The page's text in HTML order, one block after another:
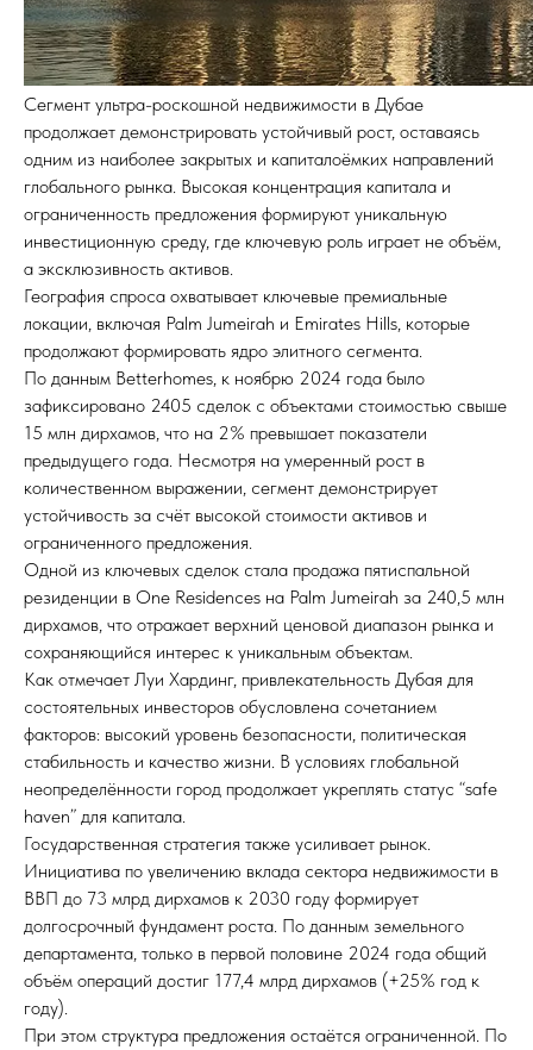
Сегмент ультра-роскошной недвижимости в Дубае
продолжает демонстрировать устойчивый рост, оставаясь
одним из наиболее закрытых и капиталоёмких направлений
глобального рынка. Высокая концентрация капитала и
ограниченность предложения формируют уникальную
инвестиционную среду, где ключевую роль играет не объём,
а эксклюзивность активов.
География спроса охватывает ключевые премиальные
локации, включая Palm Jumeirah и Emirates Hills, которые
продолжают формировать ядро элитного сегмента.
По данным Betterhomes, к ноябрю 2024 года было
зафиксировано 2405 сделок с объектами стоимостью свыше
15 млн дирхамов, что на 2% превышает показатели
предыдущего года. Несмотря на умеренный рост в
количественном выражении, сегмент демонстрирует
устойчивость за счёт высокой стоимости активов и
ограниченного предложения.
Одной из ключевых сделок стала продажа пятиспальной
резиденции в One Residences на Palm Jumeirah за 240,5 млн
дирхамов, что отражает верхний ценовой диапазон рынка и
сохраняющийся интерес к уникальным объектам.
Как отмечает Луи Хардинг, привлекательность Дубая для
состоятельных инвесторов обусловлена сочетанием
факторов: высокий уровень безопасности, политическая
стабильность и качество жизни. В условиях глобальной
неопределённости город продолжает укреплять статус “safe
haven” для капитала.
Государственная стратегия также усиливает рынок.
Инициатива по увеличению вклада сектора недвижимости в
ВВП до 73 млрд дирхамов к 2030 году формирует
долгосрочный фундамент роста. По данным земельного
департамента, только в первой половине 2024 года общий
объём операций достиг 177,4 млрд дирхамов (+25% год к
году).
При этом структура предложения остаётся ограниченной. По